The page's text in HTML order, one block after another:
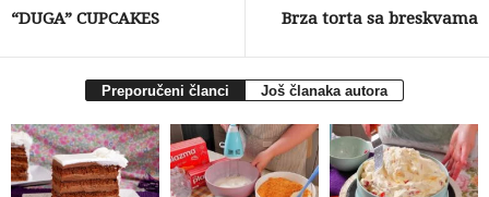
“DUGA” CUPCAKES Brza torta sa breskvama
Preporučeni članci Još članaka autora